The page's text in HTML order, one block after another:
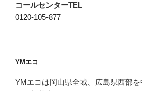
コールセンターTEL
0120-105-877
YMエコ
YMエコは岡山県全域、広島県西部